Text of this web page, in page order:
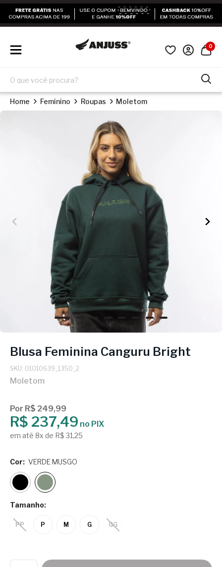
0
Home Feminino Roupas Moletom
Blusa Feminina Canguru Bright
SKU: 01010639_1350_2
Moletom
Por R$ 249,99
R$ 237,49 no PIX
em até 8x de R$ 31,25
Tamanho:
PP P M G GG
Cor: VERDE MUSGO